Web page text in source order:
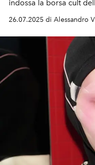
indossa la borsa cult
26.07.2025 di Alessandro